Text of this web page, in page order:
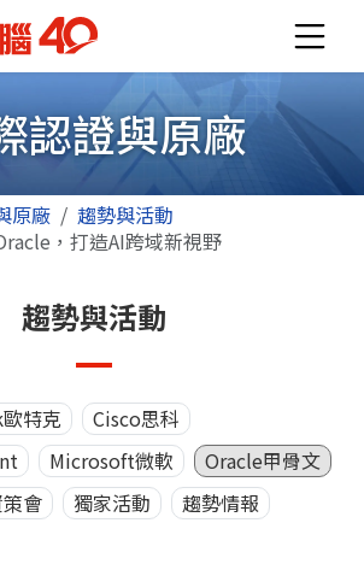
認證與原廠
原廠
趨勢與活動
，打造AI跨域新視野
趨勢與活動
特克
Cisco思科
Microsoft微軟
Oracle甲骨文
會 獨家活動 趨勢情報